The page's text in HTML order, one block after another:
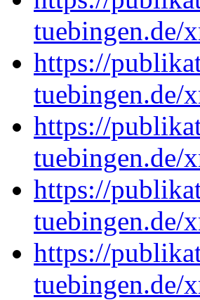
tuebingen.de/
https://
tuebingen.de/
https://
tuebingen.de/
https://
tuebingen.de/
https://
tuebingen.de/